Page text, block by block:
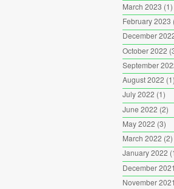
March 2023 (1)
February 2023
December
October 2022
September
August 2022 (1)
July 2022 (1)
June 2022 (2)
May 2022 (3)
March 2022 (2)
January 2022
December 2021
November 2021